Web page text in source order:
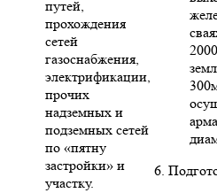
путей,
прохождения
сетей
газоснабжения,
электрификации,
прочих
надземных и
подземных сетей
по «пятну
застройки» и
участку.
6.